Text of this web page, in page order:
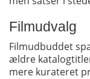
Filmudvalg
Filmudbuddet
ældre
mere kurateret